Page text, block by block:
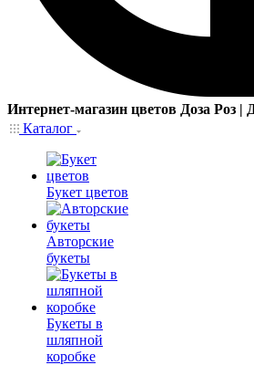
Интернет-магазин цветов Доза Роз |
Каталог
Букет цветов
Авторские
букеты
Букеты в
шляпной
коробке